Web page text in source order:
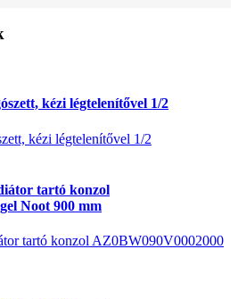
kézi légtelenítővel 1/2
kézi légtelenítővel 1/2
tartó konzol
Noot 900 mm
tartó konzol AZ0BW090V0002000